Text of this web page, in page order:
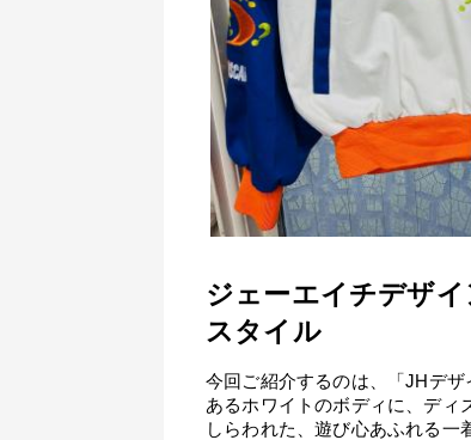
ジェーエイチデザ
スタイル
今回ご紹介するのは、「JHデ
あるホワイトのボディに、ディ
しらわれた、遊び心あふれる一